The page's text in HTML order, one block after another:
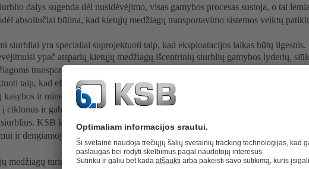
dalys sugenda dėl nusidėvėjimo, visas gamybos procesas sustoja, o tai lemia
absoliučiai būtina, kad kietųjų medžiagų transportavimo sistemos veiktų
siurbliai yra specialiai suprojektuoti taip, kad eksploatacijos laikas būtų ilgesnis.
ypač atsparių kietųjų medžiagų išcentrinių siurblių gamybos lyderių,
transportuoti skirtų siurblių ir komponentų programą. KSB kietųjų
taip, kad efektyviai transportuotų kietąsias medžiagas įvairiausiose srityse, be
ir mineralų gavybos, taip pat bitumingojo smėlio pramonėje. Mūsų
ciklonus ir gabenimo į sietus siurblius, kietųjų medžiagų siurblius, taip pat
KSB kietųjų medžiagų siurbliai taip pat naudojami hidrauliniam kietųjų
ir dengiamojo sluoksnio atliekų šalinimui dideliu atstumu.
medžiagų turinčių takiųjų terpių transportavimą, klientas gauna iš mūsų kaip tik